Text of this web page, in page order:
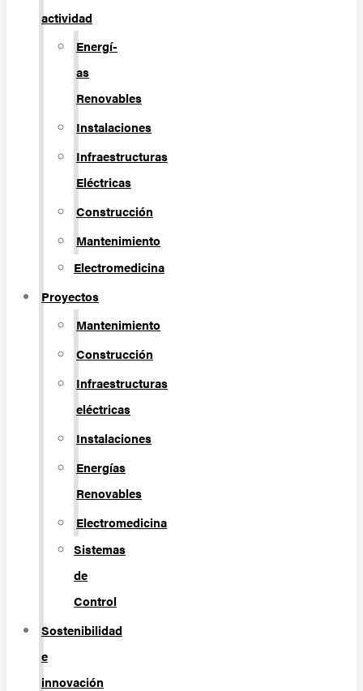
actividad
Energí­
as
Renovables
Instalaciones
Infraestructuras
Eléctricas
Construcción
Mantenimiento
Electromedicina
Proyectos
Mantenimiento
Construcción
Infraestructuras
eléctricas
Instalaciones
Energías
Renovables
Electromedicina
Sistemas
de
Control
Sostenibilidad
e
innovación